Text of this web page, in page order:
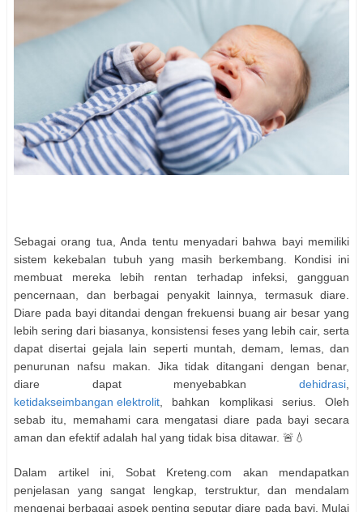
Sebagai orang tua, Anda tentu menyadari bahwa bayi memiliki
sistem kekebalan tubuh yang masih berkembang. Kondisi ini
membuat mereka lebih rentan terhadap infeksi, gangguan
pencernaan, dan berbagai penyakit lainnya, termasuk diare.
Diare pada bayi ditandai dengan frekuensi buang air besar yang
lebih sering dari biasanya, konsistensi feses yang lebih cair, serta
dapat disertai gejala lain seperti muntah, demam, lemas, dan
penurunan nafsu makan. Jika tidak ditangani dengan benar,
diare dapat menyebabkan dehidrasi
ketidakseimbangan elektrolit , bahkan komplikasi serius. Oleh
sebab itu, memahami cara mengatasi diare pada bayi secara
aman dan efektif adalah hal yang tidak bisa ditawar. 🚨💧
Dalam artikel ini, Sobat Kreteng.com akan mendapatkan
penjelasan yang sangat lengkap, terstruktur, dan mendalam
mengenai berbagai aspek penting seputar diare pada bayi. Mulai